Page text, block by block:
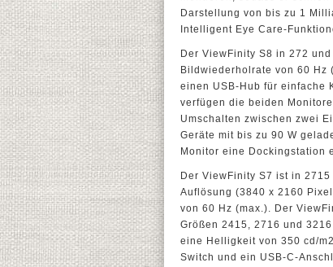
Darstellung von bis zu 1
Intelligent Eye Care-
Der ViewFinity S8 in 272
Bildwiederholrate von 60 Hz
einen USB-Hub für einfache
verfügen die beiden
Umschalten zwischen zwei
Geräte mit bis zu 90 W
Monitor eine Dockingstation
Der ViewFinity S7 ist in
Auflösung (3840 x 2160
von 60 Hz (max.). Der
Größen 2415, 2716 und
eine Helligkeit von 350 cd/
Switch und ein USB-C-